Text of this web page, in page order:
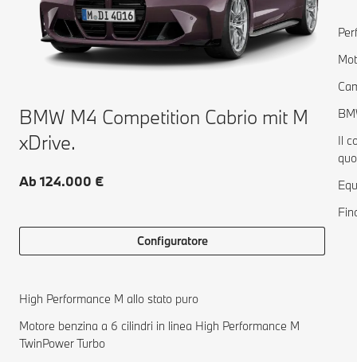
BMW M4 Competition Cabrio mit M
xDrive.
Ab 124.000 €
Configuratore
High Performance M allo stato puro
Motore benzina a 6 cilindri in linea High Performance M
TwinPower Turbo
Il